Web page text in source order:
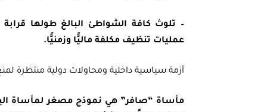
عمليات تنظيف مكلفة ماليًّا وزمنيًّا.
أزمة سياسية داخلية ومحاولات دولية منتظرة
مأساة “صافر” هي نموذج مصغر لمأساة